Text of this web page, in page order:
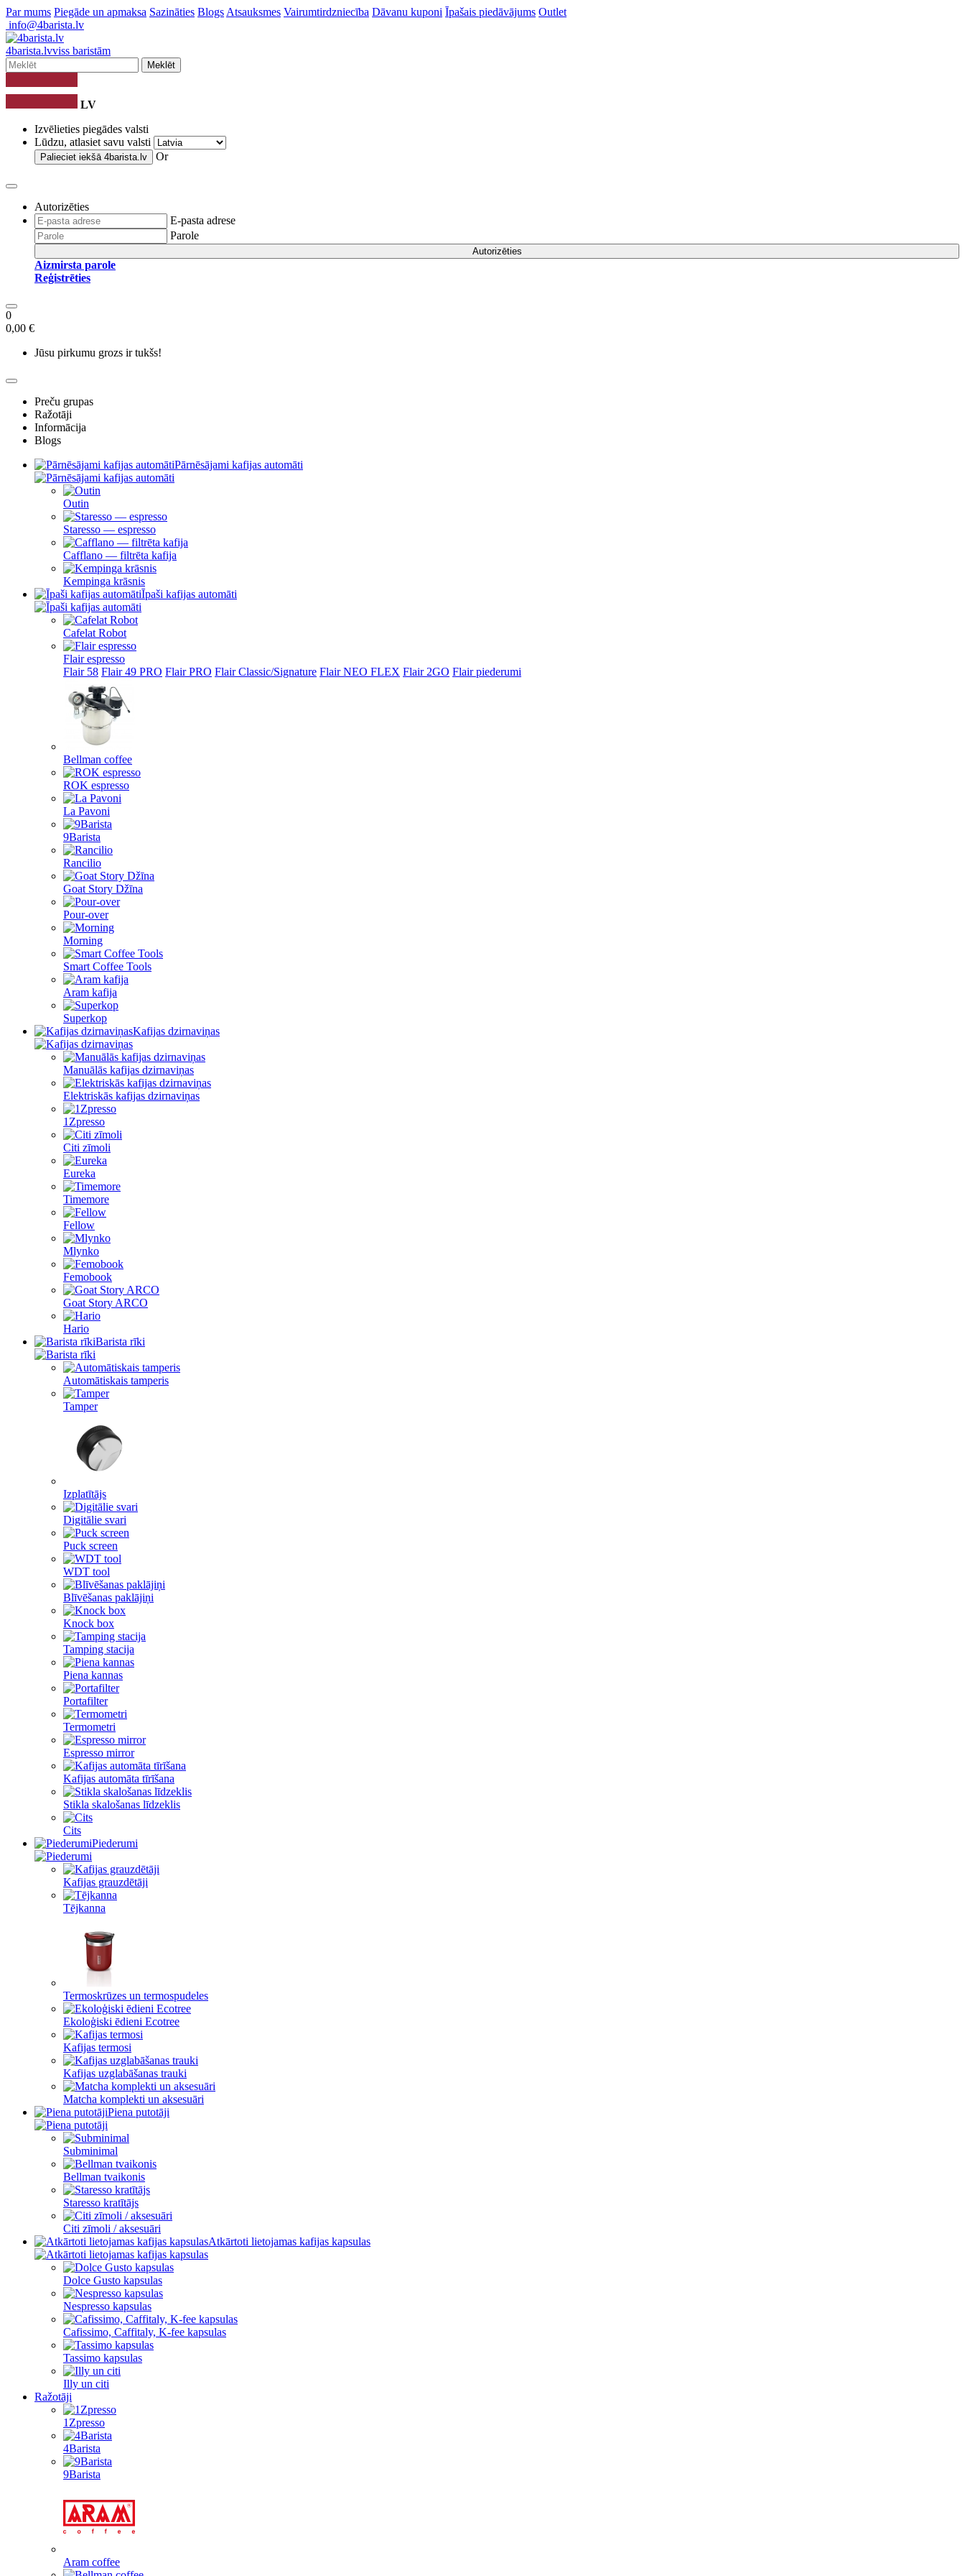
Par mums Piegāde un apmaksa Sazināties Blogs Atsauksmes Vairumtirdzniecība Dāvanu kuponi Īpašais piedāvājums Outlet
info@4barista.lv
4barista.lvviss baristām
Meklēt
LV
Izvēlieties piegādes valsti
Lūdzu, atlasiet savu valsti
Palieciet iekšā 4barista.lv Or
Autorizēties
E-pasta adrese
Parole
Autorizēties
Aizmirsta parole
Reģistrēties
0
0,00 €
Jūsu pirkumu grozs ir tukšs!
Preču grupas
Ražotāji
Informācija
Blogs
Pārnēsājami kafijas automāti
Outin
Staresso — espresso
Cafflano — filtrēta kafija
Kempinga krāsnis
Īpaši kafijas automāti
Cafelat Robot
Flair espresso
Flair 58 Flair 49 PRO Flair PRO Flair Classic/Signature Flair NEO FLEX Flair 2GO Flair piederumi
Bellman coffee
ROK espresso
La Pavoni
9Barista
Rancilio
Goat Story Džīna
Pour-over
Morning
Smart Coffee Tools
Aram kafija
Superkop
Kafijas dzirnaviņas
Manuālās kafijas dzirnaviņas
Elektriskās kafijas dzirnaviņas
1Zpresso
Citi zīmoli
Eureka
Timemore
Fellow
Mlynko
Femobook
Goat Story ARCO
Hario
Barista rīki
Automātiskais tamperis
Tamper
Izplatītājs
Digitālie svari
Puck screen
WDT tool
Blīvēšanas paklājiņi
Knock box
Tamping stacija
Piena kannas
Portafilter
Termometri
Espresso mirror
Kafijas automāta tīrīšana
Stikla skalošanas līdzeklis
Cits
Piederumi
Kafijas grauzdētāji
Tējkanna
Termoskrūzes un termospudeles
Ekoloģiski ēdieni Ecotree
Kafijas termosi
Kafijas uzglabāšanas trauki
Matcha komplekti un aksesuāri
Piena putotāji
Subminimal
Bellman tvaikonis
Staresso kratītājs
Citi zīmoli / aksesuāri
Atkārtoti lietojamas kafijas kapsulas
Dolce Gusto kapsulas
Nespresso kapsulas
Cafissimo, Caffitaly, K-fee kapsulas
Tassimo kapsulas
Illy un citi
Ražotāji
1Zpresso
4Barista
9Barista
Aram coffee